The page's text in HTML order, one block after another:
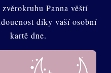
zvěrokruhu Panna věští
díky vaší osobní
kartě dne.